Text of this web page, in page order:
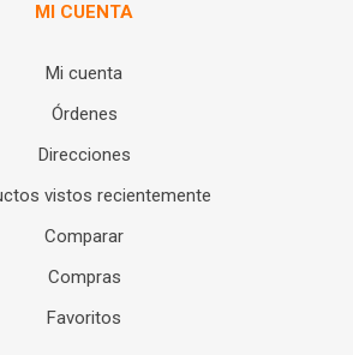
MI CUENTA
Mi cuenta
Órdenes
Direcciones
vistos recientemente
Comparar
Compras
Favoritos